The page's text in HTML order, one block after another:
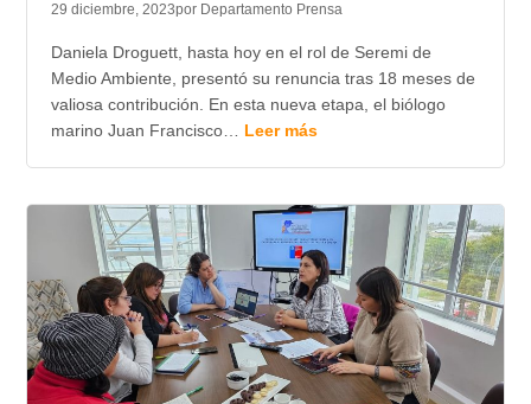
29 diciembre, 2023por Departamento Prensa
Daniela Droguett, hasta hoy en el rol de Seremi de
Medio Ambiente, presentó su renuncia tras 18 meses de
valiosa contribución. En esta nueva etapa, el biólogo
marino Juan Francisco… Leer más